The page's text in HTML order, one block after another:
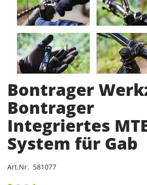
Bontrager
Bontrager
Integriertes
System für Gab
Art.Nr. 581077